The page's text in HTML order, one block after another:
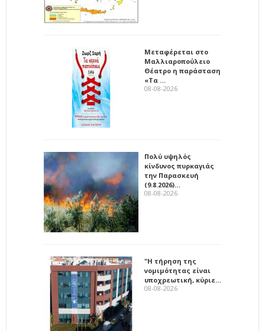
Μεταφέρεται στο
Μαλλιαροπούλειο
Θέατρο η παράσταση
«Τα …
08-08-2026
Πολύ υψηλός
κίνδυνος πυρκαγιάς
την Παρασκευή
(9.8.2026)…
08-08-2026
"Η τήρηση της
νομιμότητας είναι
υποχρεωτική, κύριε…
08-08-2026